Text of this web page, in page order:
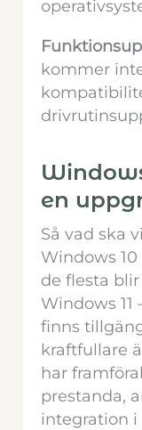
kommer
en
Så vad ska
Windows
de flesta
Windows
finns
kraftfullare
har
prestanda,
integration i